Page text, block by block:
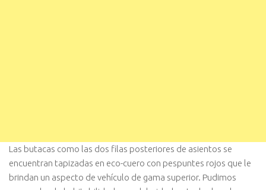
Las butacas como las dos filas posteriores de asientos se
encuentran tapizadas en eco-cuero con pespuntes rojos que le
brindan un aspecto de vehículo de gama superior. Pudimos